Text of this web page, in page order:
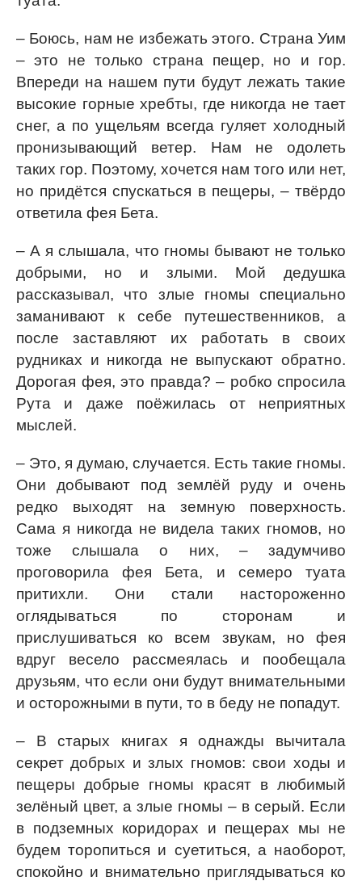
– Боюсь, нам не избежать этого. Страна Уим
– это не только страна пещер, но и гор.
Впереди на нашем пути будут лежать такие
высокие горные хребты, где никогда не тает
снег, а по ущельям всегда гуляет холодный
пронизывающий ветер. Нам не одолеть
таких гор. Поэтому, хочется нам того или нет,
но придётся спускаться в пещеры, – твёрдо
ответила фея Бета.
– А я слышала, что гномы бывают не только
добрыми, но и злыми. Мой дедушка
рассказывал, что злые гномы специально
заманивают к себе путешественников, а
после заставляют их работать в своих
рудниках и никогда не выпускают обратно.
Дорогая фея, это правда? – робко спросила
Рута и даже поёжилась от неприятных
мыслей.
– Это, я думаю, случается. Есть такие гномы.
Они добывают под землёй руду и очень
редко выходят на земную поверхность.
Сама я никогда не видела таких гномов, но
тоже слышала о них, – задумчиво
проговорила фея Бета, и семеро туата
притихли. Они стали настороженно
оглядываться по сторонам и
прислушиваться ко всем звукам, но фея
вдруг весело рассмеялась и пообещала
друзьям, что если они будут внимательными
и осторожными в пути, то в беду не попадут.
– В старых книгах я однажды вычитала
секрет добрых и злых гномов: свои ходы и
пещеры добрые гномы красят в любимый
зелёный цвет, а злые гномы – в серый. Если
в подземных коридорах и пещерах мы не
будем торопиться и суетиться, а наоборот,
спокойно и внимательно приглядываться ко